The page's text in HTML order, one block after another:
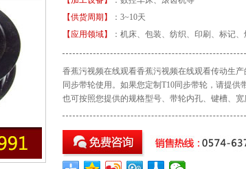
【供货周期】
：3~10天
【应用领域】
：机床、包装、纺织、印刷、标记
香蕉污视频在线观看香蕉污视频在线观看传动生产
同步带轮使用。如果您定制T10同步带轮，请提
也可按照您提供的规格型号、带轮内孔、键槽